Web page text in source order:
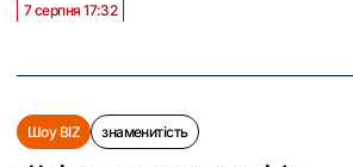
7 серпня 17:32
Шоу BIZ знаменитість